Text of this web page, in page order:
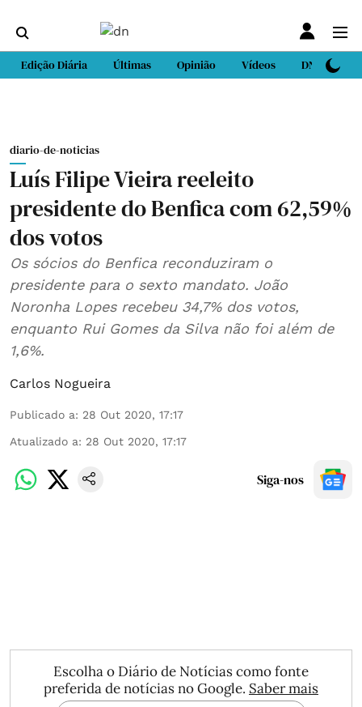
Edição Diária Últimas Opinião Vídeos DN Sport
diario-de-noticias
Luís Filipe Vieira reeleito
presidente do Benfica com 62,59%
dos votos
Os sócios do Benfica reconduziram o
presidente para o sexto mandato. João
Noronha Lopes recebeu 34,7% dos votos,
enquanto Rui Gomes da Silva não foi além de
1,6%.
Carlos Nogueira
Publicado a: 28 Out 2020, 17:17
Atualizado a: 28 Out 2020, 17:17
Siga-nos
Escolha o Diário de Notícias como fonte
preferida de notícias no Google. Saber mais